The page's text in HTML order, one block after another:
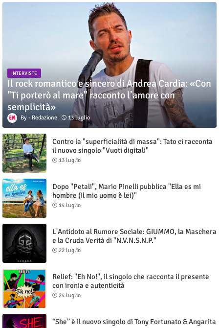
INTERVISTE
Il rock romantico e sincero di Andrea Cardia: «Con
"Ti porterò al mare" racconto l’amore con
semplicità»
Redazione 13 luglio
Contro la "superficialità di massa": Tato ci racconta
il nuovo singolo "Vuoti digitali"
13 luglio
Dopo "Petali", Mario Pinelli pubblica "Ella es mi
hombre (Il mio uomo è lei)"
14 luglio
L'Antidoto al Rumore Sociale: GIUMMO, la Maschera
e la Cruda Verità di "N.V.N.S.N.P."
22 luglio
Relief: "Eh No!", il singolo che racconta il presente
con ironia e autenticità
24 luglio
“She” è il nuovo singolo di Tony Fortunato & Angarita